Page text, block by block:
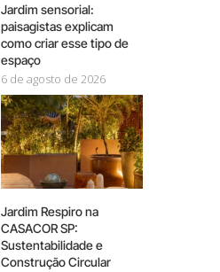
Jardim sensorial:
paisagistas explicam
como criar esse tipo de
espaço
6 de agosto de 2026
Jardim Respiro na
CASACOR SP:
Sustentabilidade e
Construção Circular